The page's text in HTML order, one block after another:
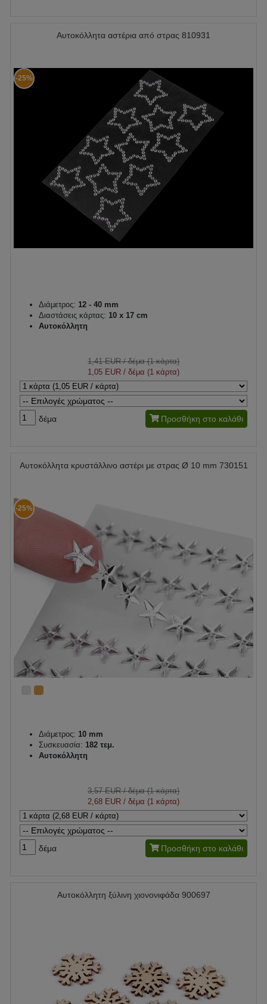
Αυτοκόλλητα αστέρια από στρας 810931
-25%
Διάμετρος: 12 - 40 mm
Διαστάσεις κάρτας: 10 x 17 cm
Αυτοκόλλητη
1,41 EUR/ δέμα (1 κάρτα)
1,05 EUR / δέμα (1 κάρτα)
δέμα Προσθήκη στο καλάθι
Αυτοκόλλητα κρυστάλλινο αστέρι με στρας Ø 10 mm 730151
-25%
Διάμετρος: 10 mm
Συσκευασία: 182 τεμ.
Αυτοκόλλητη
3,57 EUR/ δέμα (1 κάρτα)
2,68 EUR / δέμα (1 κάρτα)
δέμα Προσθήκη στο καλάθι
Αυτοκόλλητη ξύλινη χιονονιφάδα 900697